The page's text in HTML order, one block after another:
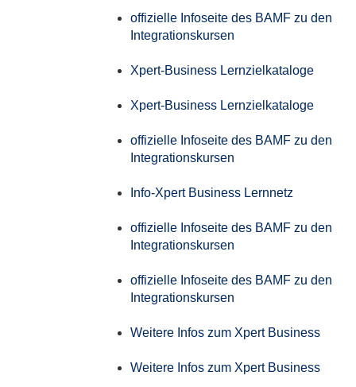
offizielle Infoseite des BAMF zu den
Integrationskursen
Xpert-Business Lernzielkataloge
Xpert-Business Lernzielkataloge
offizielle Infoseite des BAMF zu den
Integrationskursen
Info-Xpert Business Lernnetz
offizielle Infoseite des BAMF zu den
Integrationskursen
offizielle Infoseite des BAMF zu den
Integrationskursen
Weitere Infos zum Xpert Business
Weitere Infos zum Xpert Business